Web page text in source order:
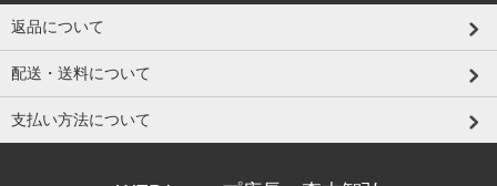
返品について
配送・送料について
支払い方法について